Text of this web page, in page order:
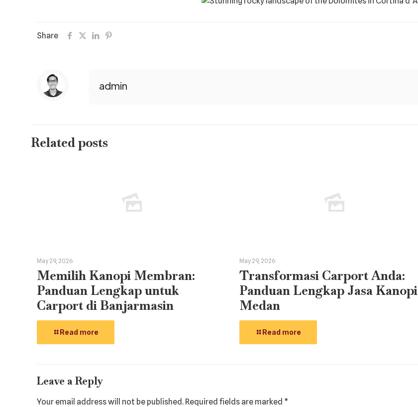
Share
admin
Related posts
May 29, 2026
Memilih Kanopi Membran:
Panduan Lengkap untuk
Carport di Banjarmasin
Read more
May 29, 2026
Transformasi Carport Anda:
Panduan Lengkap Jasa Kanopi
Medan
Read more
Leave a Reply
Your email address will not be published. Required fields are marked *